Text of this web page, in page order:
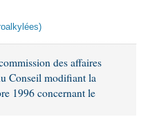
des affaires
Conseil modifiant la
1996 concernant le